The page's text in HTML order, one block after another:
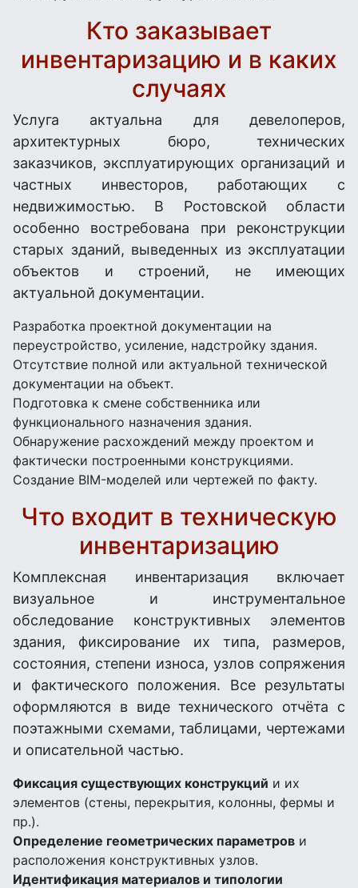
Кто заказывает
инвентаризацию и в каких
случаях
Услуга актуальна для девелоперов,
архитектурных бюро, технических
заказчиков, эксплуатирующих организаций и
частных инвесторов, работающих с
недвижимостью. В Ростовской области
особенно востребована при реконструкции
старых зданий, выведенных из эксплуатации
объектов и строений, не имеющих
актуальной документации.
Разработка проектной документации на
переустройство, усиление, надстройку здания.
Отсутствие полной или актуальной технической
документации на объект.
Подготовка к смене собственника или
функционального назначения здания.
Обнаружение расхождений между проектом и
фактически построенными конструкциями.
Создание BIM-моделей или чертежей по факту.
Что входит в техническую
инвентаризацию
Комплексная инвентаризация включает
визуальное и инструментальное
обследование конструктивных элементов
здания, фиксирование их типа, размеров,
состояния, степени износа, узлов сопряжения
и фактического положения. Все результаты
оформляются в виде технического отчёта с
поэтажными схемами, таблицами, чертежами
и описательной частью.
Фиксация существующих конструкций и их
элементов (стены, перекрытия, колонны, фермы и
пр.).
Определение геометрических параметров и
расположения конструктивных узлов.
Идентификация материалов и типологии